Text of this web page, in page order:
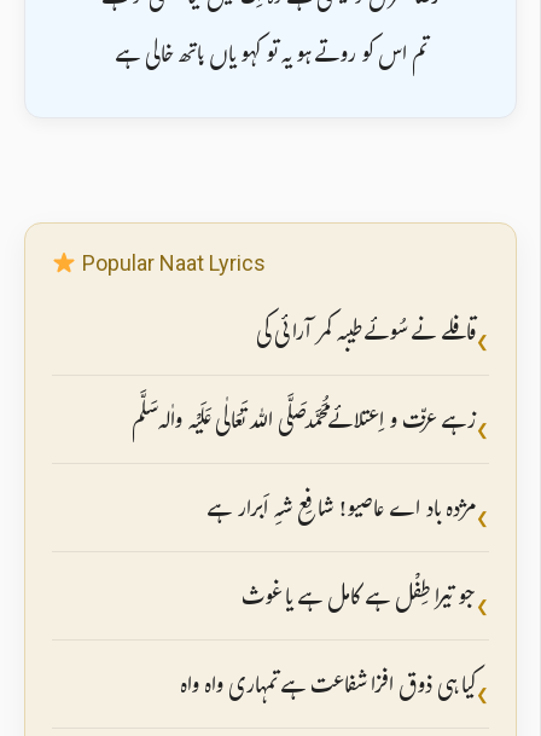
تم اس کو روتے ہو یہ تو کہو یاں ہاتھ خالی ہے
Popular Naat Lyrics
❮قافلے نے سُوئے طیبہ کمر آرائی کی
❮زہے عزّت و اِعتلائے مُحَمَّد صَلَّی اللہ تَعَالٰی عَلَیْہ واٰلہ سَلَّم
❮مژدہ باد اے عاصیو! شافِع شہِ اَبرار ہے
❮ جو تیرا طِفْل ہے کامل ہے یا غوث
❮کیا ہی ذوق افزا شفاعت ہے تمہاری واہ واہ